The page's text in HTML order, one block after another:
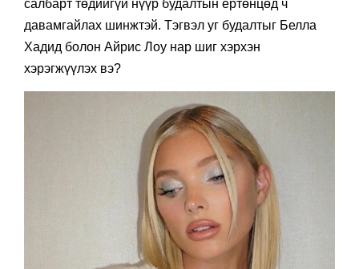
салбарт төдийгүй нүүр будалтын ертөнцөд ч
давамгайлах шинжтэй. Тэгвэл уг будалтыг Белла
Хадид болон Айрис Лоу нар шиг хэрхэн
хэрэгжүүлэх вэ?